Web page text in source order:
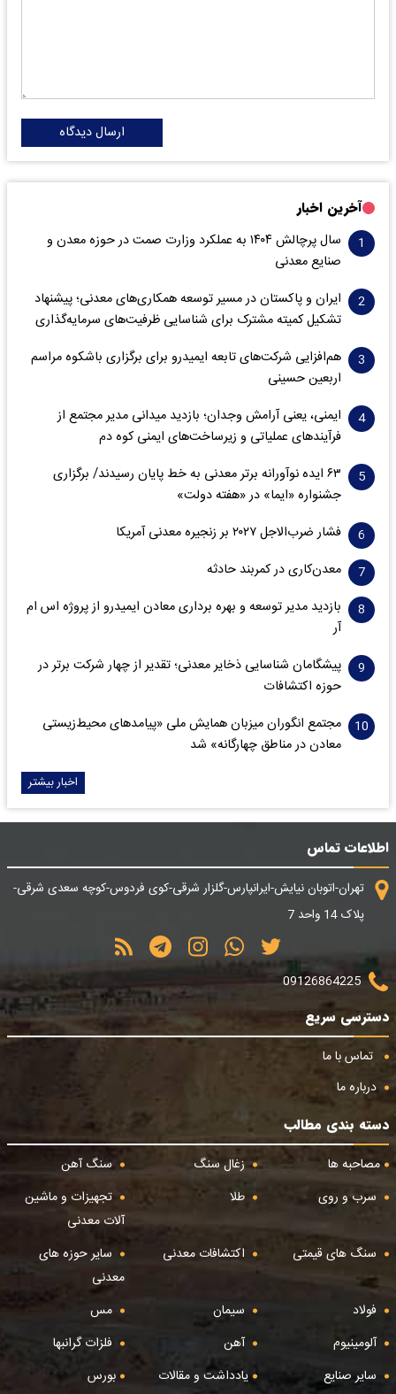
ارسال دیدگاه
آخرین اخبار
سال پرچالش ۱۴۰۴ به عملکرد وزارت صمت در حوزه معدن و
صنایع معدنی
ایران و پاکستان در مسیر توسعه همکاری‌های معدنی؛ پیشنهاد
تشکیل کمیته مشترک برای شناسایی ظرفیت‌های سرمایه‌گذاری
هم‌افزایی شرکت‌های تابعه ایمیدرو برای برگزاری باشکوه مراسم
اربعین حسینی
ایمنی، یعنی آرامش وجدان؛ بازدید میدانی مدیر مجتمع از
فرآیندهای عملیاتی و زیرساخت‌های ایمنی کوه دم
۶۳ ایده نوآورانه برتر معدنی به خط پایان رسیدند/ برگزاری
جشنواره «ایما» در «هفته دولت»
فشار ضرب‌الاجل ۲۰۲۷ بر زنجیره معدنی آمریکا
معدن‌کاری در کمربند حادثه
بازدید مدیر توسعه و بهره برداری معادن ایمیدرو از پروژه اس ام
آر
پیشگامان شناسایی ذخایر معدنی؛ تقدیر از چهار شرکت برتر در
حوزه اکتشافات‌
مجتمع انگوران میزبان همایش ملی «پیامدهای محیط‌زیستی
معادن در مناطق چهارگانه» شد
اخبار بیشتر
اطلاعات تماس
تهران-اتوبان نیایش-ایرانپارس-گلزار شرقی-کوی فردوس-کوچه سعدی شرقی-
پلاک 14 واحد 7
09126864225
دسترسی سریع
تماس با ما
درباره ما
دسته بندی مطالب
مصاحبه ها
زغال سنگ
سنگ آهن
سرب و روی
طلا
تجهیزات و ماشین
آلات معدنی
سنگ های قیمتی
اکتشافات معدنی
سایر حوزه های
معدنی
فولاد
سیمان
مس
آلومینیوم
آهن
فلزات گرانبها
سایر صنایع
یادداشت و مقالات بورس